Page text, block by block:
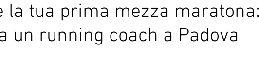
la tua prima mezza maratona:
un running coach a Padova